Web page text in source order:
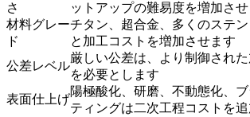
さ
ットアップの難易度を増加さ
材料グレー
ド
チタン、超合金、多くのステ
と加工コストを増加させます
公差レベル
厳しい公差は、より制御され
を必要とします
表面仕上げ
陽極酸化、研磨、不動態化、
ティングは二次工程コストを